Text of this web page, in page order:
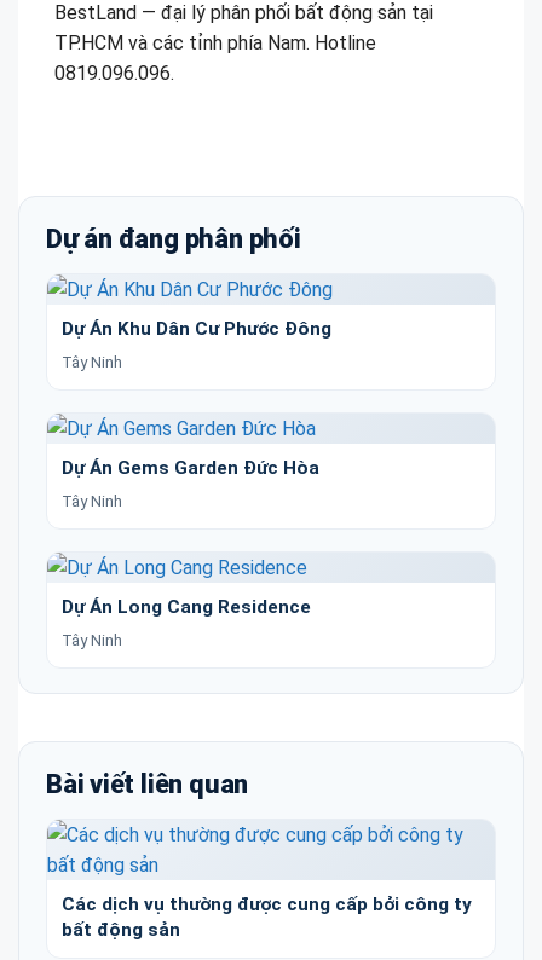
BestLand — đại lý phân phối bất động sản tại
TP.HCM và các tỉnh phía Nam. Hotline
0819.096.096.
Dự án đang phân phối
Dự Án Khu Dân Cư Phước Đông
Tây Ninh
Dự Án Gems Garden Đức Hòa
Tây Ninh
Dự Án Long Cang Residence
Tây Ninh
Bài viết liên quan
Các dịch vụ thường được cung cấp bởi công ty
bất động sản